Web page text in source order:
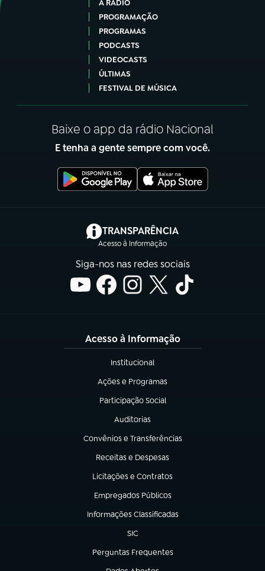
A RÁDIO
PROGRAMAÇÃO
PROGRAMAS
PODCASTS
VIDEOCASTS
ÚLTIMAS
FESTIVAL DE MÚSICA
Baixe o app da rádio Nacional
E tenha a gente sempre com você.
TRANSPARÊNCIA
Acesso à Informação
(abre em nova aba)
Siga-nos nas redes sociais
Acesso à Informação
Institucional
(abre em nova aba)
Ações e Programas
(abre em nova aba)
Participação Social
(abre em nova aba)
Auditorias
(abre em nova aba)
Convênios e Transferências
(abre em nova aba)
Receitas e Despesas
(abre em nova aba)
Licitações e Contratos
(abre em nova aba)
Empregados Públicos
(abre em nova aba)
Informações Classificadas
(abre em nova aba)
SIC
(abre em nova aba)
Perguntas Frequentes
(abre em nova aba)